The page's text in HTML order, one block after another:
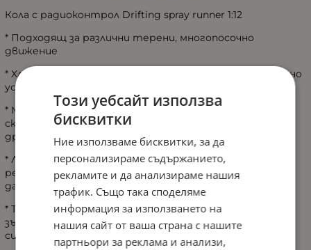
Кола с радиоконтрол Drifting spray runner 1:12
* Подходящ за различни терени, многопосочно
движение
* Хладна светлина спрей, имитиращ ефекта на азотно
ускорение (NOS) огън
* Мощен мотор, силна мощност, ултра висока
скорост, за да се насладите на удоволствието от
дрифта
* Лявото и дясното устройство за фина настройка
регулира отклонението на посоката, така че колата
да може да върви точно по права линия
* Текстурирани гуми против плъзгане, дълбоко
зърнеста неравна повърхност, могат да осигурят
силно сцепление
Този уебсайт използва
бисквитки
Ние използваме бисквитки, за да
персонализираме съдържанието,
рекламите и да анализираме нашия
трафик. Също така споделяме
информация за използването на
нашия сайт от ваша страна с нашите
партньори за реклама и анализи,